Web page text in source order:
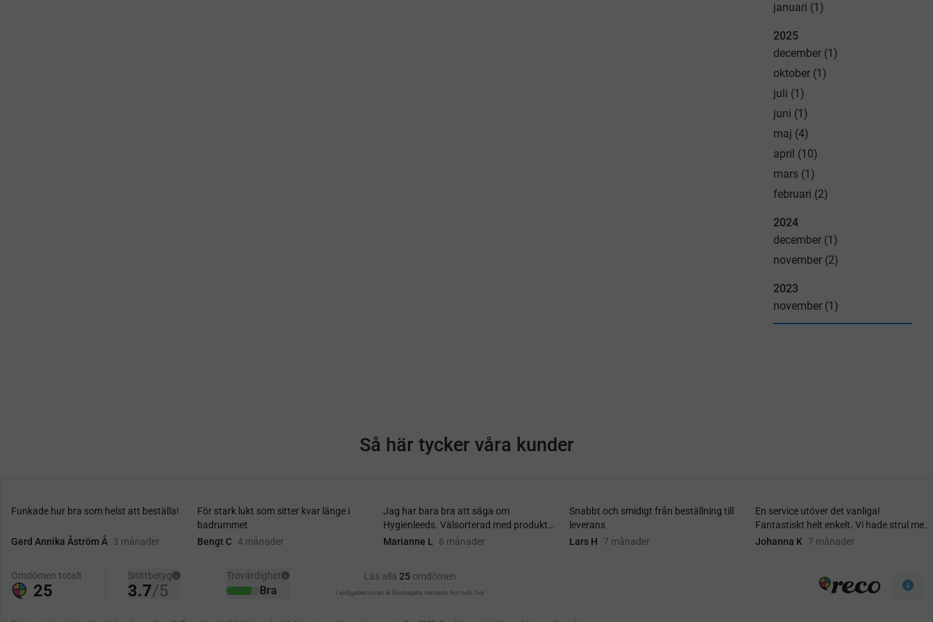
januari (1)
2025
december (1)
oktober (1)
juli (1)
juni (1)
maj (4)
april (10)
mars (1)
februari (2)
2024
december (1)
november (2)
2023
november (1)
Så här tycker våra kunder